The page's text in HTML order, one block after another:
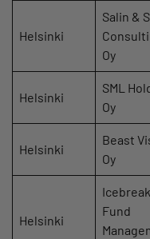
Helsinki
Salin &
Oy
Helsinki
SML
Oy
Helsinki
Beast
Oy
Helsinki
Fund